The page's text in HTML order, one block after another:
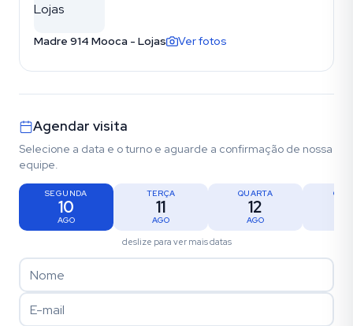
Madre 914 Mooca - Lojas Ver fotos
Agendar visita
Selecione a data e o turno e aguarde a confirmação de nossa
equipe.
SEGUNDA
10
AGO
TERÇA
11
AGO
QUARTA
12
AGO
deslize para ver mais datas